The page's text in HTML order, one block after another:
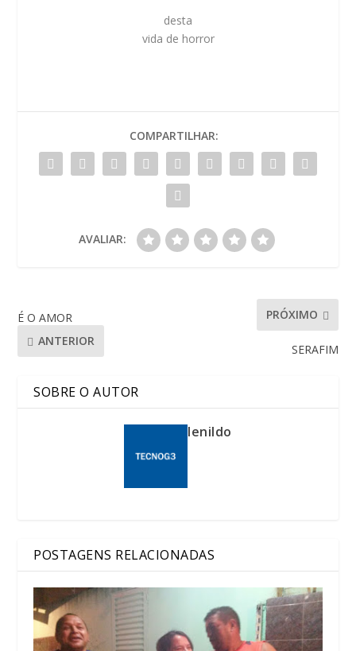
desta
vida de horror
COMPARTILHAR:
AVALIAR:
É O AMOR
ANTERIOR
PRÓXIMO
SERAFIM
SOBRE O AUTOR
lenildo
POSTAGENS RELACIONADAS